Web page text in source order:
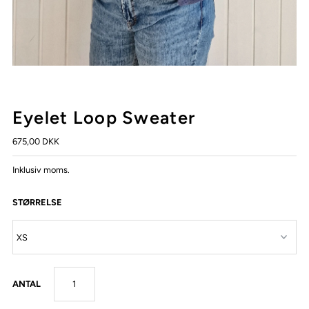
Eyelet Loop Sweater
675,00 DKK
Inklusiv moms.
STØRRELSE
ANTAL